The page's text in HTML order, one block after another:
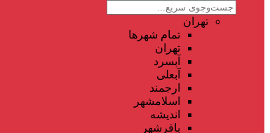
تهران
تمام شهر‌ها
تهران
آبسرد
آبعلی
ارجمند
اسلامشهر
اندیشه
باقرشهر